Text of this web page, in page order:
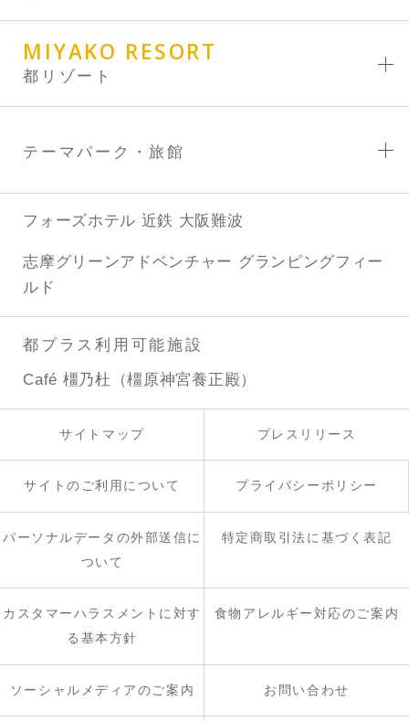
MIYAKO RESORT
都リゾート
テーマパーク・旅館
フォーズホテル 近鉄 大阪難波
志摩グリーンアドベンチャー グランピングフィー
ルド
都プラス利用可能施設
Café 橿乃杜（橿原神宮養正殿）
サイトマップ プレスリリース
サイトのご利用について プライバシーポリシー
パーソナルデータの外部送信に
ついて
特定商取引法に基づく表記
カスタマーハラスメントに対す
る基本方針
食物アレルギー対応のご案内
ソーシャルメディアのご案内 お問い合わせ